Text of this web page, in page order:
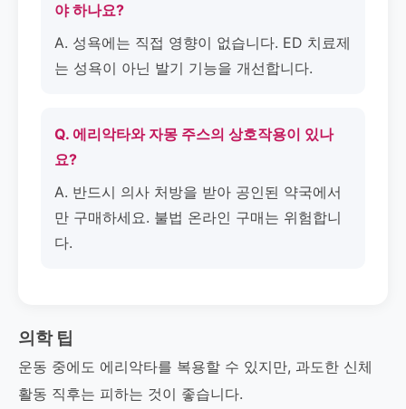
야 하나요?
A. 성욕에는 직접 영향이 없습니다. ED 치료제
는 성욕이 아닌 발기 기능을 개선합니다.
Q. 에리악타와 자몽 주스의 상호작용이 있나
요?
A. 반드시 의사 처방을 받아 공인된 약국에서
만 구매하세요. 불법 온라인 구매는 위험합니
다.
의학 팁
운동 중에도 에리악타를 복용할 수 있지만, 과도한 신체
활동 직후는 피하는 것이 좋습니다.